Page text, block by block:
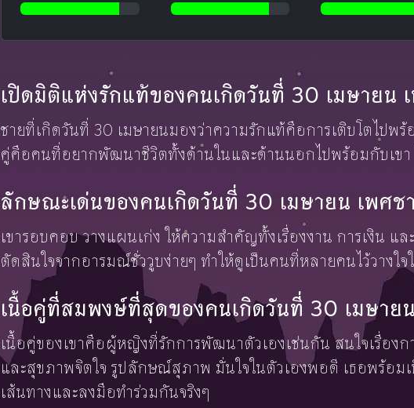
เปิดมิติแห่งรักแท้ของคนเกิดวันที่ 30 เมษายน
ชายที่เกิดวันที่ 30 เมษายนมองว่าความรักแท้คือการเติบโตไปพร้
คู่คือคนที่อยากพัฒนาชีวิตทั้งด้านในและด้านนอกไปพร้อมกับเข
ลักษณะเด่นของคนเกิดวันที่ 30 เมษายน เพศช
เขารอบคอบ วางแผนเก่ง ให้ความสำคัญทั้งเรื่องงาน การเงิน
ตัดสินใจจากอารมณ์ชั่ววูบง่ายๆ ทำให้ดูเป็นคนที่หลายคนไว้วางใ
เนื้อคู่ที่สมพงษ์ที่สุดของคนเกิดวันที่ 30 เมษาย
เนื้อคู่ของเขาคือผู้หญิงที่รักการพัฒนาตัวเองเช่นกัน สนใจเรื่อง
และสุขภาพจิตใจ รูปลักษณ์สุภาพ มั่นใจในตัวเองพอดี เธอพร้อม
เส้นทางและลงมือทำร่วมกันจริงๆ